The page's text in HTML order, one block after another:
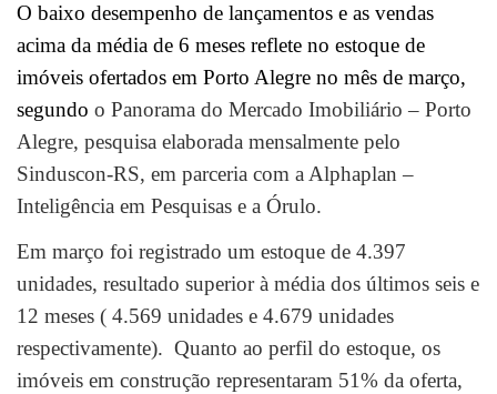
O baixo desempenho de lançamentos e as vendas
acima da média de 6 meses reflete no estoque de
imóveis ofertados em Porto Alegre no mês de março,
segundo o Panorama do Mercado Imobiliário – Porto
Alegre, pesquisa elaborada mensalmente pelo
Sinduscon-RS, em parceria com a Alphaplan –
Inteligência em Pesquisas e a Órulo.
Em março foi registrado um estoque de 4.397
unidades, resultado superior à média dos últimos seis e
12 meses ( 4.569 unidades e 4.679 unidades
respectivamente). Quanto ao perfil do estoque, os
imóveis em construção representaram 51% da oferta,